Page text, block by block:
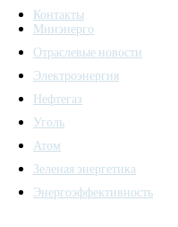
Контакты
Минэнерго
Отраслевые новости
Электроэнергия
Нефтегаз
Уголь
Атом
Зеленая энергетика
Энергоэффективность